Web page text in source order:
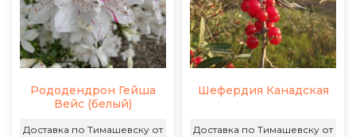
Рододендрон Гейша
Вейс (белый)
Доставка по Тимашевску от
Шефердия Канадская
Доставка по Тимашевску от